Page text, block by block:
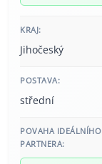
KRAJ:
Jihočeský
POSTAVA:
střední
POVAHA IDEÁLNÍHO
PARTNERA: